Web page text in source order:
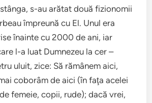
s-au arătat două fizionomii
împreună cu El. Unul era
înainte cu 2000 de ani, iar
l-a luat Dumnezeu la cer –
uluit, zice: Să rămânem aici,
coborâm de aici (în faţa acelei
femeie, copii, rude); dacă vrei,